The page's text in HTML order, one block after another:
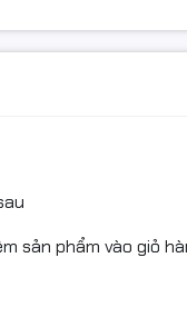
sản phẩm vào giỏ
nhầm do cài đặt/
có).
trị sử dụng và